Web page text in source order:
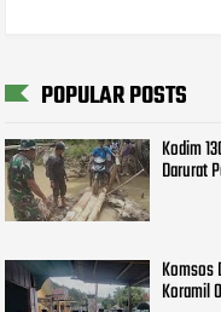
POPULAR POSTS
Kodim
Darurat
Komsos
Koramil